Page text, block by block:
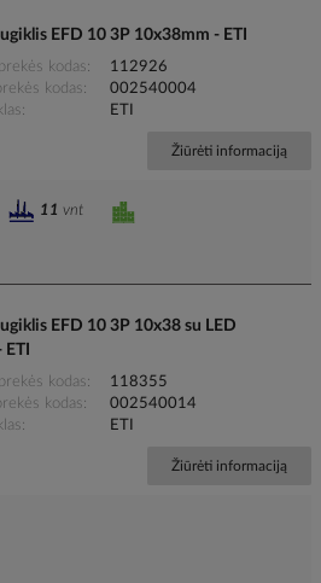
EFD 10 3P 10x38mm - ETI
kodas
112926
kodas
002540004
ETI
Žiūrėti informaciją
11 vnt
EFD 10 3P 10x38 su LED
kodas
118355
kodas
002540014
ETI
Žiūrėti informaciją